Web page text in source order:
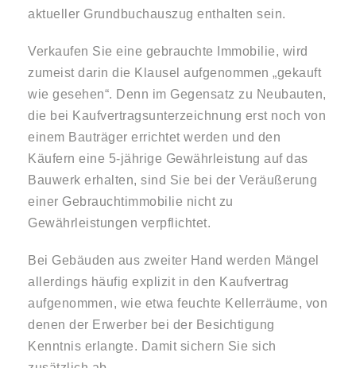
aktueller Grundbuchauszug enthalten sein.
Verkaufen Sie eine gebrauchte Immobilie, wird
zumeist darin die Klausel aufgenommen „gekauft
wie gesehen“. Denn im Gegensatz zu Neubauten,
die bei Kaufvertragsunterzeichnung erst noch von
einem Bauträger errichtet werden und den
Käufern eine 5-jährige Gewährleistung auf das
Bauwerk erhalten, sind Sie bei der Veräußerung
einer Gebrauchtimmobilie nicht zu
Gewährleistungen verpflichtet.
Bei Gebäuden aus zweiter Hand werden Mängel
allerdings häufig explizit in den Kaufvertrag
aufgenommen, wie etwa feuchte Kellerräume, von
denen der Erwerber bei der Besichtigung
Kenntnis erlangte. Damit sichern Sie sich